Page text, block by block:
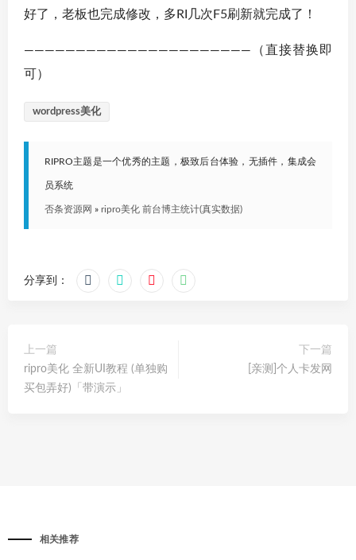
好了，老板也完成修改，多RI几次F5刷新就完成了！
——————————————————————（直接替换即
可）
wordpress美化
RIPRO主题是一个优秀的主题，极致后台体验，无插件，集成会
员系统
否条资源网 » ripro美化 前台博主统计(真实数据)
分享到：
上一篇
ripro美化 全新UI教程 (单独购
买包弄好)「带演示」
下一篇
[亲测]个人卡发网
相关推荐